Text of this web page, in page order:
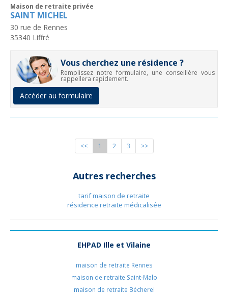
Maison de retraite privée
SAINT MICHEL
30 rue de Rennes
35340 Liffré
Vous cherchez une résidence ?
Remplissez notre formulaire, une conseillère vous
rappellera rapidement.
Accèder au formulaire
<< 1 2 3 >>
Autres recherches
tarif maison de retraite
résidence retraite médicalisée
EHPAD Ille et Vilaine
maison de retraite Rennes
maison de retraite Saint-Malo
maison de retraite Bécherel